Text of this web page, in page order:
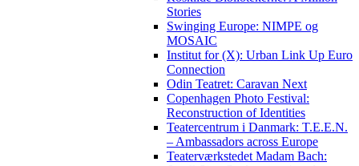
Stories
Swinging Europe: NIMPE og
MOSAIC
Institut for (X): Urban Link Up Euro
Connection
Odin Teatret: Caravan Next
Copenhagen Photo Festival:
Reconstruction of Identities
Teatercentrum i Danmark: T.E.E.N.
– Ambassadors across Europe
Teaterværkstedet Madam Bach: